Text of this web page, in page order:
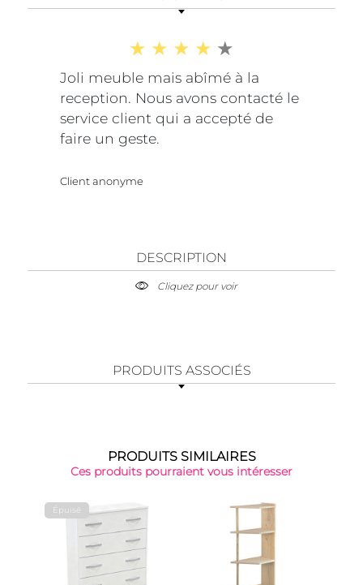
Joli meuble mais abîmé à la
reception. Nous avons contacté le
service client qui a accepté de
faire un geste.
Client anonyme
DESCRIPTION
Cliquez pour voir
PRODUITS ASSOCIÉS
PRODUITS SIMILAIRES
Ces produits pourraient vous intéresser
Épuisé